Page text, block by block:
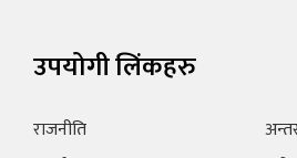
उपयोगी लिंकहरु
राजनीति